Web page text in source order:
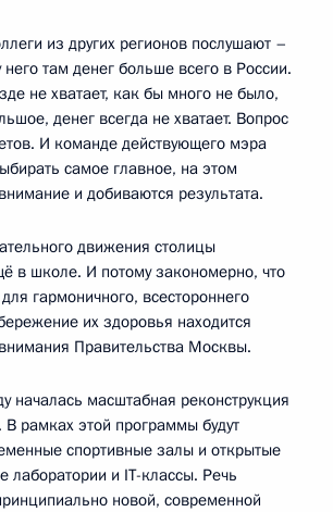
из других регионов послушают –
него там денег больше всего в России.
не хватает, как бы много не было,
денег всегда не хватает. Вопрос
И команде действующего мэра
самое главное, на этом
и добиваются результата.
движения столицы
в школе. И потому закономерно, что
гармоничного, всестороннего
их здоровья находится
Правительства Москвы.
началась масштабная реконструкция
рамках этой программы будут
спортивные залы и открытые
лаборатории и IT-классы. Речь
новой, современной